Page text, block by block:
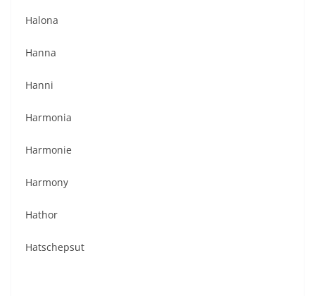
Halona
Hanna
Hanni
Harmonia
Harmonie
Harmony
Hathor
Hatschepsut